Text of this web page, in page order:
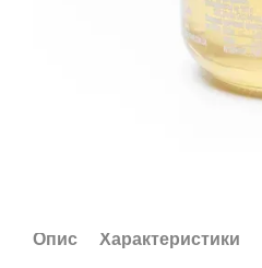
Опис Характеристики